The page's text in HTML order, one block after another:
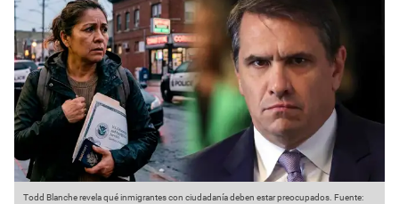
Todd Blanche revela qué inmigrantes con ciudadanía deben estar preocupados. Fuente: